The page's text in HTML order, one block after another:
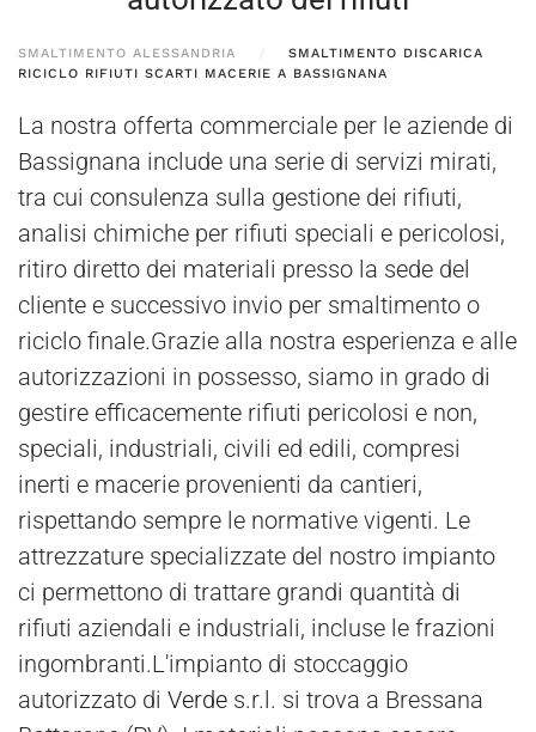
SMALTIMENTO ALESSANDRIA
SMALTIMENTO DISCARICA
RICICLO RIFIUTI SCARTI MACERIE A BASSIGNANA
La nostra offerta commerciale per le aziende di
Bassignana include una serie di servizi mirati,
tra cui consulenza sulla gestione dei rifiuti,
analisi chimiche per rifiuti speciali e pericolosi,
ritiro diretto dei materiali presso la sede del
cliente e successivo invio per smaltimento o
riciclo finale.Grazie alla nostra esperienza e alle
autorizzazioni in possesso, siamo in grado di
gestire efficacemente rifiuti pericolosi e non,
speciali, industriali, civili ed edili, compresi
inerti e macerie provenienti da cantieri,
rispettando sempre le normative vigenti. Le
attrezzature specializzate del nostro impianto
ci permettono di trattare grandi quantità di
rifiuti aziendali e industriali, incluse le frazioni
ingombranti.L'impianto di stoccaggio
autorizzato di Verde s.r.l. si trova a Bressana